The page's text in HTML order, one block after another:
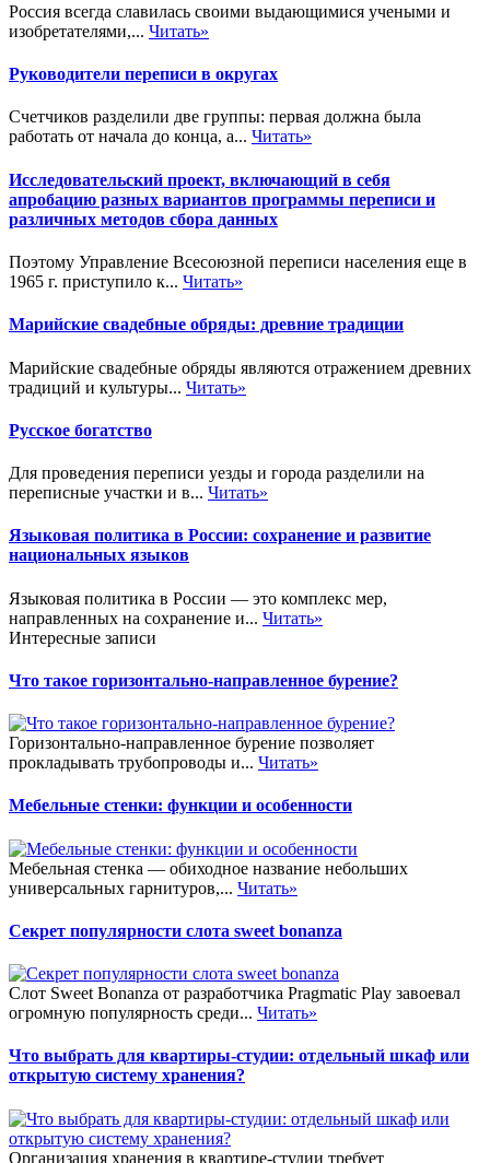
Россия всегда славилась своими выдающимися учеными и
изобретателями,... Читать»
Руководители переписи в округах
Счетчиков разделили две группы: первая должна была
работать от начала до конца, а... Читать»
Исследовательский проект, включающий в себя
апробацию разных вариантов программы переписи и
различных методов сбора данных
Поэтому Управление Всесоюзной переписи населения еще в
1965 г. приступило к... Читать»
Марийские свадебные обряды: древние традиции
Марийские свадебные обряды являются отражением древних
традиций и культуры... Читать»
Русское богатство
Для проведения переписи уезды и города разделили на
переписные участки и в... Читать»
Языковая политика в России: сохранение и развитие
национальных языков
Языковая политика в России — это комплекс мер,
направленных на сохранение и... Читать»
Интересные записи
Что такое горизонтально-направленное бурение?
Горизонтально-направленное бурение позволяет
прокладывать трубопроводы и... Читать»
Мебельные стенки: функции и особенности
Мебельная стенка — обиходное название небольших
универсальных гарнитуров,... Читать»
Секрет популярности слота sweet bonanza
Слот Sweet Bonanza от разработчика Pragmatic Play завоевал
огромную популярность среди... Читать»
Что выбрать для квартиры-студии: отдельный шкаф или
открытую систему хранения?
Организация хранения в квартире-студии требует